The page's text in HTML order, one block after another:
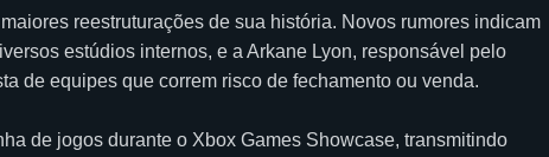
reestruturações de sua história. Novos rumores indicam
estúdios internos, e a Arkane Lyon, responsável pelo
de equipes que correm risco de fechamento ou venda.
de jogos durante o Xbox Games Showcase, transmitindo